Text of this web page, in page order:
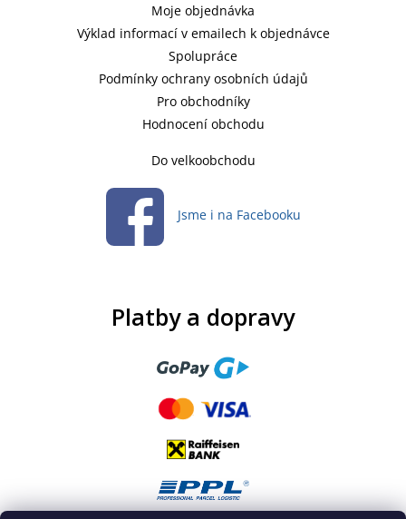
Moje objednávka
Výklad informací v emailech k objednávce
Spolupráce
Podmínky ochrany osobních údajů
Pro obchodníky
Hodnocení obchodu
Do velkoobchodu
Jsme i na Facebooku
Platby a dopravy